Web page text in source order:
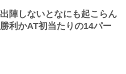
陣しないとなにも起こらん
利かAT初当たりの14パー